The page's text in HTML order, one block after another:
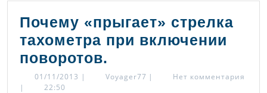
Почему «прыгает» стрелка
тахометра при включении
поворотов.
«прыгает»
01/11/2013 01/11/2013
| Voyager77 Voyager77
|
Нет комментария
|
22:50